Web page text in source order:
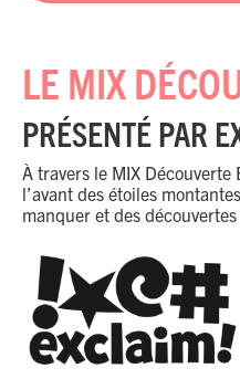
LE MIX
PRÉSENTÉ PAR
À travers le MIX
l’avant des étoiles
manquer et des